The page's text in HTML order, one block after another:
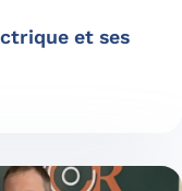
et ses